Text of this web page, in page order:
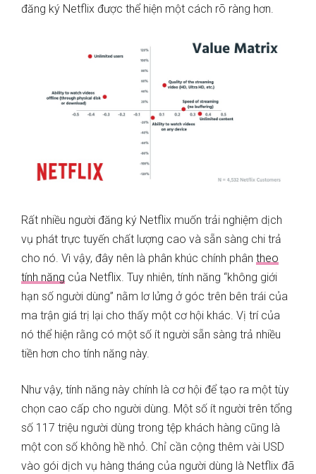
đăng ký Netflix được thể hiện một cách rõ ràng hơn.
Rất nhiều người đăng ký Netflix muốn trải nghiệm dịch
vụ phát trực tuyến chất lượng cao và sẵn sàng chi trả
cho nó. Vì vậy, đây nên là phân khúc chính phân theo
tính năng của Netflix. Tuy nhiên, tính năng “không giới
hạn số người dùng” nằm lơ lửng ở góc trên bên trái của
ma trận giá trị lại cho thấy một cơ hội khác. Vị trí của
nó thể hiện rằng có một số ít người sẵn sàng trả nhiều
tiền hơn cho tính năng này.
Như vậy, tính năng này chính là cơ hội để tạo ra một tùy
chọn cao cấp cho người dùng. Một số ít người trên tổng
số 117 triệu người dùng trong tệp khách hàng cũng là
một con số không hề nhỏ. Chỉ cần cộng thêm vài USD
vào gói dịch vụ hàng tháng của người dùng là Netflix đã